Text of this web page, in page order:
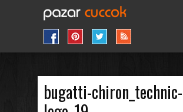
bugatti-chiron_technic-